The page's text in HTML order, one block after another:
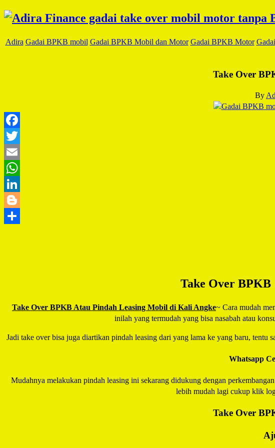
Adira Gadai BPKB mobil Gadai BPKB Mobil dan Motor Gadai BPKB Motor
Take Over
By
Take Over
Take Over BPKB Atau Pindah Leasing Mobil di Kali Angke~ Cara mudah
inilah yang termudah yang bisa nasabah atau
Jadi take over bisa juga diartikan pindah leasing dari yang lama ke yang baru,
Whatsapp
Mudahnya melakukan pindah leasing ini sekarang didukung dengan
lebih mudah lagi cukup klik
Take Over